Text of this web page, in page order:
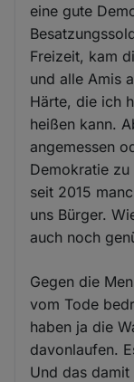
eine gute
Freizeit, kam
und alle Amis
Härte, die ich
heißen kann.
angemessen
Demokratie
seit 2015
uns Bürger.
auch noch
Gegen die
vom Tode
haben ja die
davonlaufen.
Und das